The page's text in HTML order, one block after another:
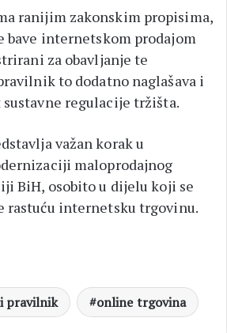
ranijim zakonskim propisima,
bave internetskom prodajom
za obavljanje te
to dodatno naglašava i
regulacije tržišta.
važan korak u
maloprodajnog
BiH, osobito u dijelu koji se
rastuću internetsku trgovinu.
pravilnik online trgovina